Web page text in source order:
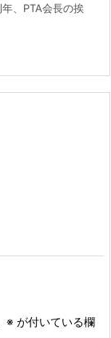
、PTA会長の挨
※ が付いている欄